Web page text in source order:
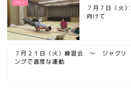
７月７日（火
向けて
７月２１日（火）練習会 ～ ジャグリ
ングで適度な運動